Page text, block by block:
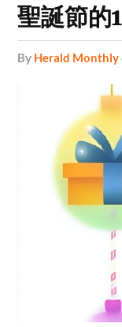
聖誕節的
by Herald Monthly